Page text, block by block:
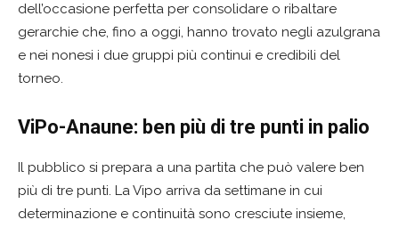
dell’occasione perfetta per consolidare o ribaltare
gerarchie che, fino a oggi, hanno trovato negli azulgrana
e nei nonesi i due gruppi più continui e credibili del
torneo.
ViPo-Anaune: ben più di tre punti in palio
Il pubblico si prepara a una partita che può valere ben
più di tre punti. La Vipo arriva da settimane in cui
determinazione e continuità sono cresciute insieme,